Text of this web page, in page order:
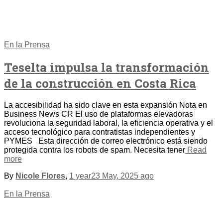
En la Prensa
Teselta impulsa la transformación
de la construcción en Costa Rica
La accesibilidad ha sido clave en esta expansión Nota en
Business News CR El uso de plataformas elevadoras
revoluciona la seguridad laboral, la eficiencia operativa y el
acceso tecnológico para contratistas independientes y
PYMES Esta dirección de correo electrónico está siendo
protegida contra los robots de spam. Necesita tener Read
more
By Nicole Flores, 1 year23 May, 2025 ago
En la Prensa